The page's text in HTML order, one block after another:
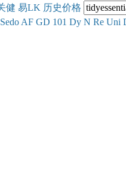
健 易LK 历史价格
Sedo AF GD 101 Dy N Re Uni